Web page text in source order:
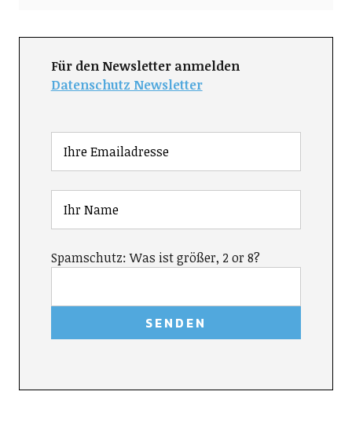
Für den Newsletter anmelden
Datenschutz Newsletter
Spamschutz: Was ist größer, 2 or 8?